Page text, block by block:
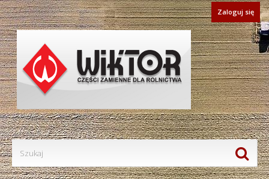
Zaloguj się